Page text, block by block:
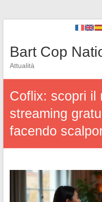
Bart Cop
Attualità
Coflix: scopri il
streaming
facendo